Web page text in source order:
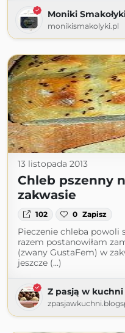
Moniki
monikismakolyki.pl
13 listopada 2013
Chleb pszenny
zakwasie
102 0 Zapisz
Pieczenie chleba powoli
razem postanowiłam
(zwany GustaFem) w
jeszcze (...)
Z pasją w kuchni